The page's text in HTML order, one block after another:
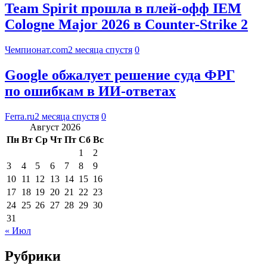
Team Spirit прошла в плей-офф IEM
Cologne Major 2026 в Counter-Strike 2
Чемпионат.com2 месяца спустя 0
Google обжалует решение суда ФРГ
по ошибкам в ИИ-ответах
Ferra.ru2 месяца спустя 0
Август 2026
Пн Вт Ср Чт Пт Сб Вс
1
2
3
4 5 6 7 8
9
10 11 12 13 14 15 16
17 18 19 20 21 22 23
24 25 26 27 28 29 30
31
« Июл
Рубрики